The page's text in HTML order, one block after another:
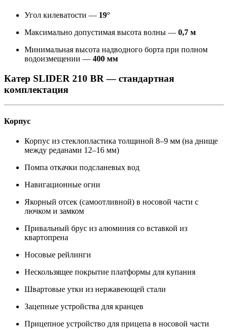
Угол килеватости — 19°
Максимально допустимая высота волны — 0,7 м
Минимальная высота надводного борта при полном
водоизмещении — 400 мм
Катер SLIDER 210 BR — стандартная
комплектация
Корпус
Корпус из стеклопластика толщиной 8–9 мм (на днище
между реданами 12–16 мм)
Помпа откачки подсланевых вод
Навигационные огни
Якорный отсек (самоотливной) в носовой части с
лючком и замком
Привальный брус из алюминия со вставкой из
квартопрена
Носовые рейлинги
Нескользящее покрытие платформы для купания
Швартовые утки из нержавеющей стали
Зацепные устройства для кранцев
Прицепное устройство для прицепа в носовой части